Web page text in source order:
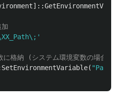
]::
に格納 (システム環境変数の場合
SetEnvironmentVariable( "Path"